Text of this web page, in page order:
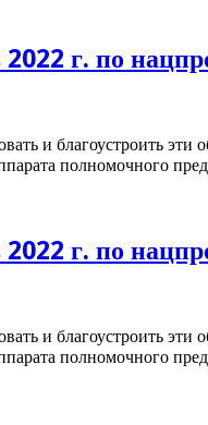
г. по
и благоустроить
полномочного
г. по
и благоустроить
полномочного